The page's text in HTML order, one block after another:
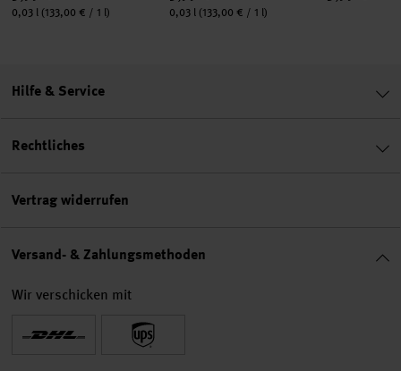
Inhalt:
0,03 l (133,00 € / 1 l) Inhalt:
0,03 l (133,00 € / 1 l)
Hilfe & Service
Rechtliches
Vertrag widerrufen
Versand- & Zahlungsmethoden
Wir verschicken mit